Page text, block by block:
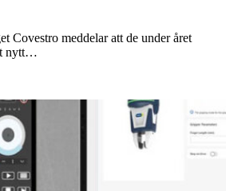
Covestro meddelar att de under året
nytt…